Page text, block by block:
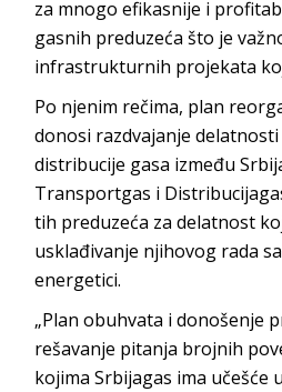
za mnogo efikasnije i
gasnih preduzeća što je
infrastrukturnih projekata
Po njenim rečima, plan
donosi razdvajanje
distribucije gasa između
Transportgas i
tih preduzeća za delatnost
usklađivanje njihovog rada
energetici.
„Plan obuhvata i donošenje
rešavanje pitanja brojnih
kojima Srbijagas ima učešće